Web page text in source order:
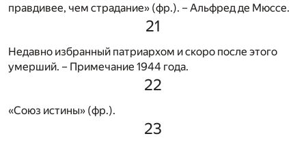
правдивее, чем страдание» (фр.). – Альфред де Мюссе.
21
Недавно избранный патриархом и скоро после этого
умерший. – Примечание 1944 года.
22
«Союз истины» (фр.).
23